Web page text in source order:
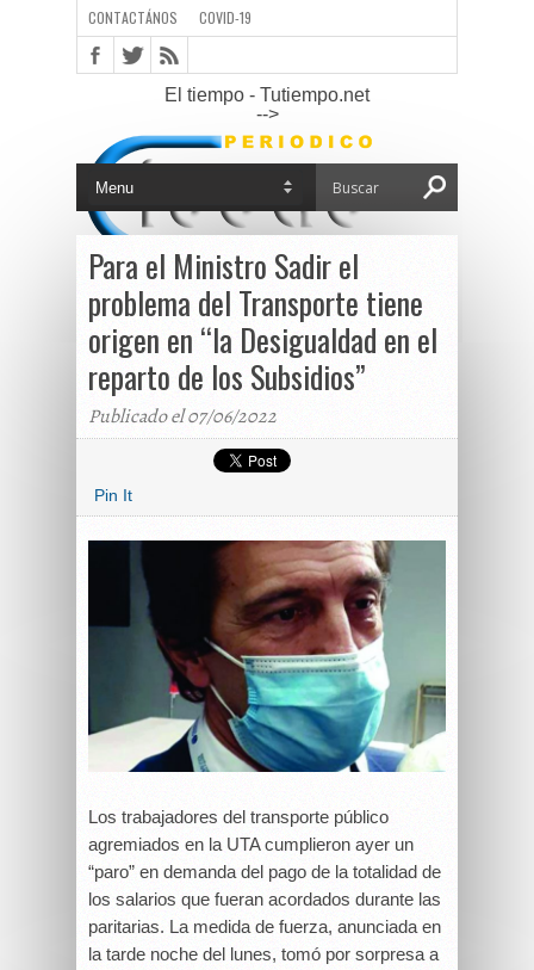
CONTACTÁNOS COVID-19
El tiempo - Tutiempo.net
-->
Para el Ministro Sadir el
problema del Transporte tiene
origen en “la Desigualdad en el
reparto de los Subsidios”
Publicado el 07/06/2022
Pin It
Los trabajadores del transporte público
agremiados en la UTA cumplieron ayer un
“paro” en demanda del pago de la totalidad de
los salarios que fueran acordados durante las
paritarias. La medida de fuerza, anunciada en
la tarde noche del lunes, tomó por sorpresa a